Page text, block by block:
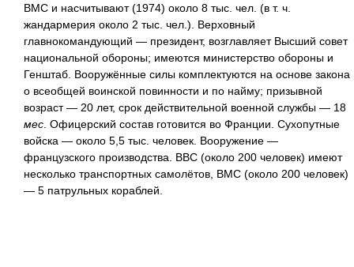
ВМС и насчитывают (1974) около 8 тыс. чел. (в т. ч.
жандармерия около 2 тыс. чел.). Верховный
главнокомандующий — президент, возглавляет Высший совет
национальной обороны; имеются министерство обороны и
Генштаб. Вооружённые силы комплектуются на основе закона
о всеобщей воинской повинности и по найму; призывной
возраст — 20 лет, срок действительной военной службы — 18
мес . Офицерский состав готовится во Франции. Сухопутные
войска — около 5,5 тыс. человек. Вооружение —
французского производства. ВВС (около 200 человек) имеют
несколько транспортных самолётов, ВМС (около 200 человек)
— 5 патрульных кораблей.